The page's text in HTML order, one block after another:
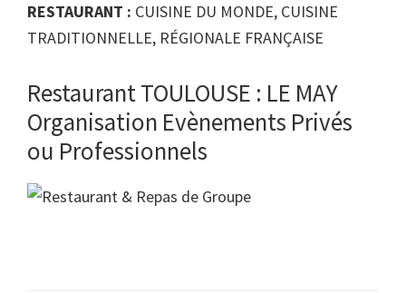
RESTAURANT : CUISINE DU MONDE, CUISINE
TRADITIONNELLE, RÉGIONALE FRANÇAISE
Restaurant TOULOUSE : LE MAY
Organisation Evènements Privés
ou Professionnels